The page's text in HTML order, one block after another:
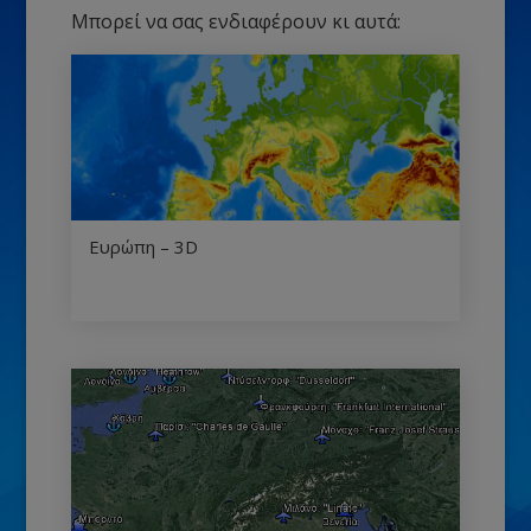
Μπορεί να σας ενδιαφέρουν κι αυτά:
Ευρώπη – 3D